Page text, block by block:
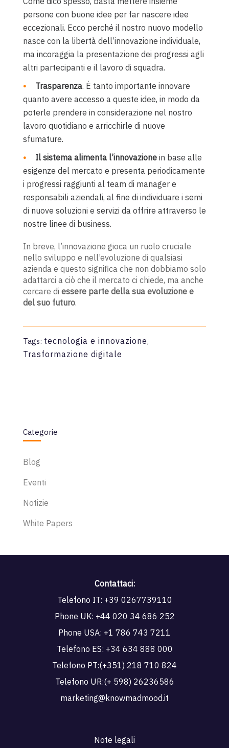
persone con buone idee per far nascere idee
eccezionali. Ecco perché il nostro nuovo modello
nasce con la libertà dell’innovazione individuale,
ma incoraggia la presentazione dei progressi agli
altri partecipanti e il lavoro di squadra.
Trasparenza. È tanto importante innovare
quanto avere accesso a queste idee, in modo da
poterle prendere in considerazione nel nostro
lavoro quotidiano e arricchirle di nuove
sfumature.
Il sistema alimenta l’innovazionein base alle
esigenze del mercato e presenta periodicamente
i progressi raggiunti al team di manager e
responsabili aziendali, al fine di individuare i semi
di nuove soluzioni e servizi da offrire attraverso le
nostre linee di business.
In breve, l’innovazione gioca un ruolo cruciale
nello sviluppo e nell’evoluzione di qualsiasi
azienda e questo significa che non dobbiamo solo
adattarci a ciò che il mercato ci chiede, ma anche
cercare di essere parte della sua evoluzione e
del suo futuro.
Tags: tecnologia e innovazione,
Trasformazione digitale
Categorie
Blog
Eventi
Notizie
White Papers
Contattaci:
Telefono IT: +39 0267739110
Phone UK: +44 020 34 686 252
Phone USA: +1 786 743 7211
Telefono ES: +34 634 888 000
Telefono PT:(+351) 218 710 824
Telefono UR:(+ 598) 26236586
marketing@knowmadmood.it
Note legali